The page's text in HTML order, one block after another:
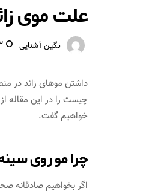
علت موی
نگین آشنایی
داشتن موهای زائد در
چیست را در این مقاله
خواهیم گفت.
چرا مو روی
اگر بخواهیم صادقانه